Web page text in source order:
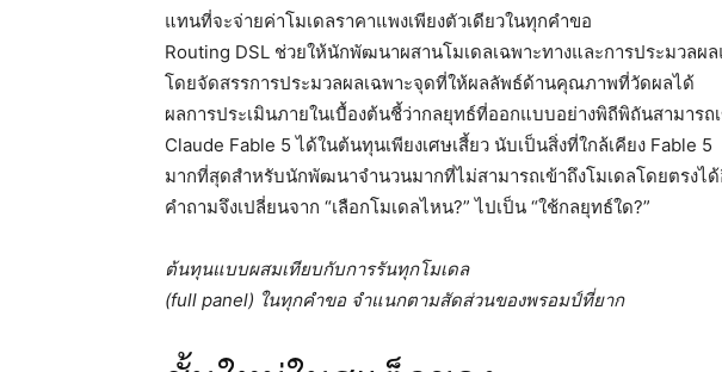
แทนที่จะจ่ายค่าโมเดลราคาแพงเพียงตัวเดียวในทุกคำขอ
Routing DSL ช่วยให้นักพัฒนาผสานโมเดลเฉพาะทางและการประมวลผ
โดยจัดสรรการประมวลผลเฉพาะจุดที่ให้ผลลัพธ์ด้านคุณภาพที่วัดผลได้
ผลการประเมินภายในเบื้องต้นชี้ว่ากลยุทธ์ที่ออกแบบอย่างพิถีพิถันสามารถ
Claude Fable 5 ได้ในต้นทุนเพียงเศษเสี้ยว นับเป็นสิ่งที่ใกล้เคียง Fable 5
มากที่สุดสำหรับนักพัฒนาจำนวนมากที่ไม่สามารถเข้าถึงโมเดลโดยตรงไ
คำถามจึงเปลี่ยนจาก “เลือกโมเดลไหน?” ไปเป็น “ใช้กลยุทธ์ใด?”
ต้นทุนแบบผสมเทียบกับการรันทุกโมเดล
(full panel) ในทุกคำขอ จำแนกตามสัดส่วนของพรอมป์ที่ยาก